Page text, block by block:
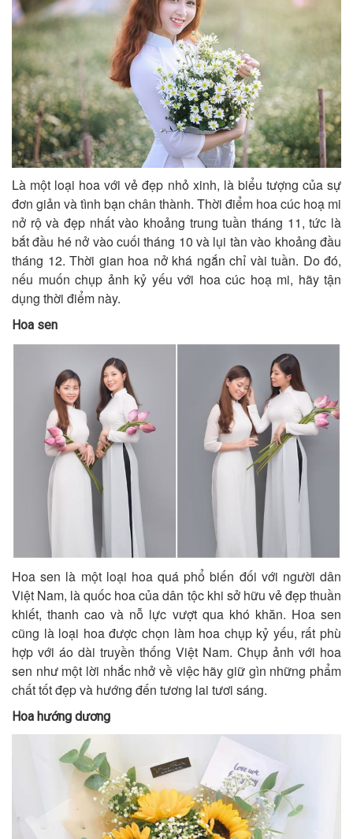
Là một loại hoa với vẻ đẹp nhỏ xinh, là biểu tượng của sự
đơn giản và tình bạn chân thành. Thời điểm hoa cúc hoạ mi
nở rộ và đẹp nhất vào khoảng trung tuần tháng 11, tức là
bắt đầu hé nở vào cuối tháng 10 và lụi tàn vào khoảng đầu
tháng 12. Thời gian hoa nở khá ngắn chỉ vài tuần. Do đó,
nếu muốn chụp ảnh kỷ yếu với hoa cúc hoạ mi, hãy tận
dụng thời điểm này.
Hoa sen
Hoa sen là một loại hoa quá phổ biến đối với người dân
Việt Nam, là quốc hoa của dân tộc khi sở hữu vẻ đẹp thuần
khiết, thanh cao và nỗ lực vượt qua khó khăn. Hoa sen
cũng là loại hoa được chọn làm hoa chụp kỷ yếu, rất phù
hợp với áo dài truyền thống Việt Nam. Chụp ảnh với hoa
sen như một lời nhắc nhở về việc hãy giữ gìn những phẩm
chất tốt đẹp và hướng đến tương lai tươi sáng.
Hoa hướng dương